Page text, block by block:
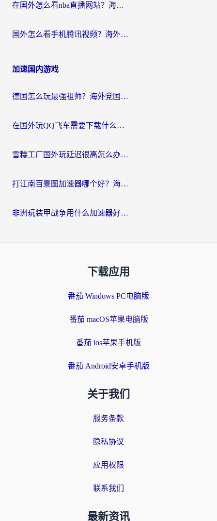
在国外怎么看nba直播网站？海外党专属体育观赛指南，告别地区限制！
国外怎么看手机腾讯视频？海外党亲测有效的追剧加速器选择指南
加速国内游戏
德国怎么玩最强祖师？海外党国服游戏加速器选择全攻略（附宝可梦Online实测）
在国外玩QQ飞车需要下载什么加速器呢？海外党亲测有效的国服游戏加速指南
雪糕工厂国外玩延迟很高怎么办？海外玩家国服游戏加速终极攻略（附实测推荐）
打江南百景图加速器哪个好？海外党踩坑N次后，终于找到不卡的秘诀
非洲玩装甲战争用什么加速器好？海外党亲测有效的国服游戏加速方案
下载应用
番茄 Windows PC电脑版
番茄 macOS苹果电脑版
番茄 ios苹果手机版
番茄 Android安卓手机版
关于我们
服务条款
隐私协议
应用权限
联系我们
最新资讯